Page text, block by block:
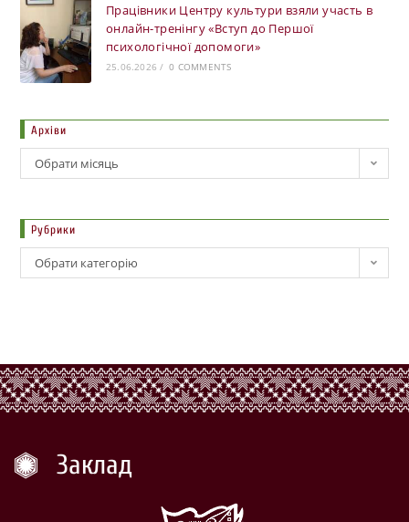
Працівники Центру культури взяли участь в
онлайн-тренінгу «Вступ до Першої
психологічної допомоги»
25.06.2026 / 0 COMMENTS
Архіви
Обрати місяць
Рубрики
Обрати категорію
Заклад